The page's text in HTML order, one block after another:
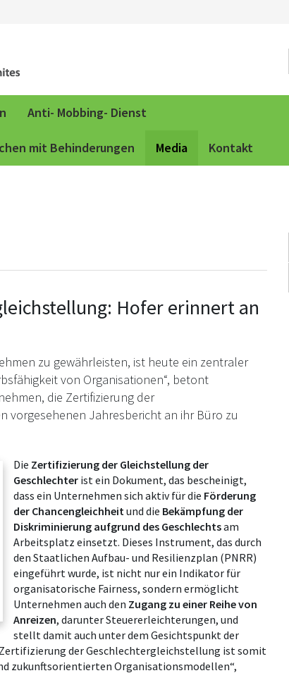
Anti- Mobbing- Dienst
mit Behinderungen Media Kontakt
Hofer erinnert an
zu gewährleisten, ist heute ein zentraler
von Organisationen“, betont
die Zertifizierung der
vorgesehenen Jahresbericht an ihr Büro zu
Die Zertifizierung der Gleichstellung der
Geschlechter ist ein Dokument, das bescheinigt,
dass ein Unternehmen sich aktiv für die Förderung
der Chancengleichheitund die Bekämpfung der
Diskriminierung aufgrund des Geschlechtsam
Arbeitsplatz einsetzt. Dieses Instrument, das durch
den Staatlichen Aufbau- und Resilienzplan (PNRR)
eingeführt wurde, ist nicht nur ein Indikator für
organisatorische Fairness, sondern ermöglicht
Unternehmen auch den Zugang zu einer Reihe von
Anreizen, darunter Steuererleichterungen, und
stellt damit auch unter dem Gesichtspunkt der
der Geschlechtergleichstellung ist somit
zukunftsorientierten Organisationsmodellen“,